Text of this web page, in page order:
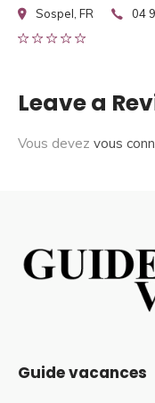
Sospel, FR 04
Leave a
Vous devez vous
Guide vacances